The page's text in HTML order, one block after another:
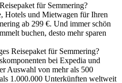
für Semmering?
Hotels und Mietwagen für Ihren
ab 299 €. Und immer schön
buchen, desto mehr sparen
Reisepaket für Semmering?
bei Expedia und
Auswahl von mehr als 500
1.000.000 Unterkünften weltweit